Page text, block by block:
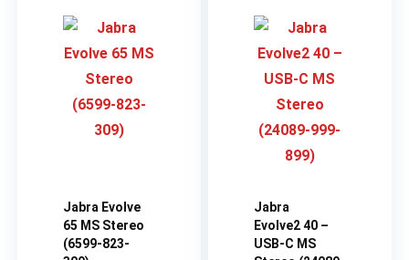
Jabra Evolve
65 MS Stereo
(6599-823-
Jabra
Evolve2 40 –
USB-C MS